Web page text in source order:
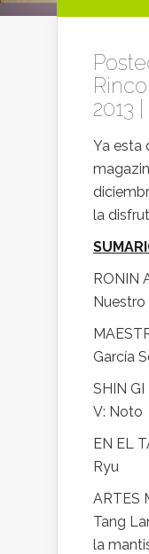
2013 |
Ya esta
la
RONIN
Nuestro
García
SHIN
V: Noto
EN EL
Ryu
ARTES
Tang
la